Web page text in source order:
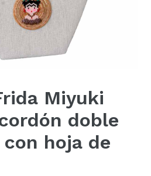
Miyuki
doble
hoja de